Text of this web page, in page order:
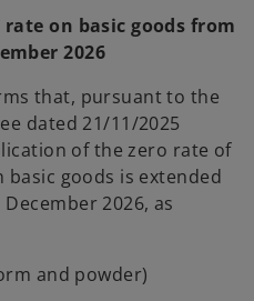
n
a
n
e
w
b
on basic goods from
2026
that, pursuant to the
dated 21/11/2025
of the zero rate of
basic goods is extended
2026, as
and powder)